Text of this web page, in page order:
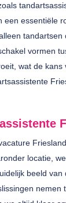
een essentiële
tandartsen
vormen
wat de kans
locatie,
beeld van
nemen